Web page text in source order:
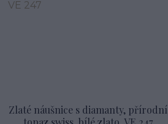
Zlaté náušnice s diamanty, přírodní